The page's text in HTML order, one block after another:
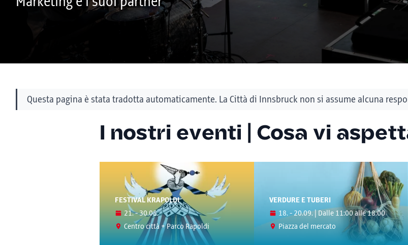
Questa pagina è stata tradotta automaticamente. La Città di Innsbruck non si assume alcuna
I nostri eventi | Cosa vi
FESTIVAL KRAPOLDI
21. - 30.08.
Centro città + Parco Rapoldi
VERDURE E TUBERI
18. - 20.09. | Dalle 11:00 alle 18:00
Piazza del mercato